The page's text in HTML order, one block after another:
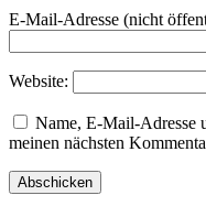
E-Mail-Adresse (nicht
Website:
Name, E-Mail-Adresse
meinen nächsten